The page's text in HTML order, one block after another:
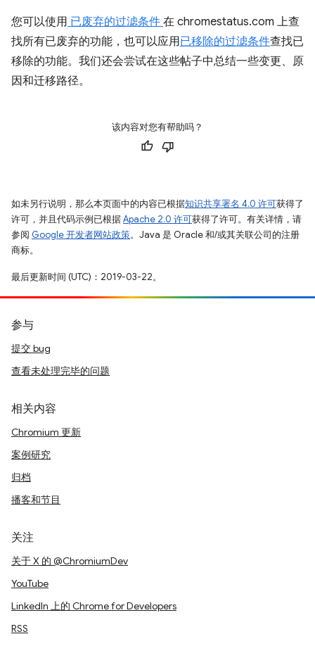
您可以使用 已废弃的过滤条件 在 chromestatus.com 上查
找所有已废弃的功能，也可以应用已移除的过滤条件查找已
移除的功能。我们还会尝试在这些帖子中总结一些变更、原
因和迁移路径。
该内容对您有帮助吗？
如未另行说明，那么本页面中的内容已根据知识共享署名 4.0 许可获得了
许可，并且代码示例已根据Apache 2.0 许可获得了许可。有关详情，请
参阅 Google 开发者网站政策。Java 是 Oracle 和/或其关联公司的注册
商标。
最后更新时间 (UTC)：2019-03-22。
参与
提交 bug
查看未处理完毕的问题
相关内容
Chromium 更新
案例研究
归档
播客和节目
关注
关于 X 的 @ChromiumDev
YouTube
LinkedIn 上的 Chrome for Developers
RSS